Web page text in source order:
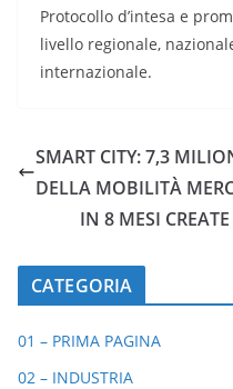
Protocollo d’intesa e
livello regionale,
internazionale.
SMART CITY: 7,3
DELLA MOBILITÀ
IN 8 MESI
CATEGORIA
01 – PRIMA PAGINA
02 – INDUSTRIA